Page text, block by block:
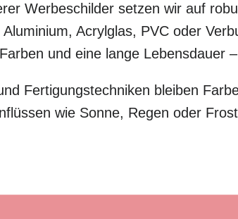
Werbeschilder setzen wir auf
Acrylglas, PVC oder
und eine lange Lebensdauer
Fertigungstechniken bleiben
wie Sonne, Regen oder